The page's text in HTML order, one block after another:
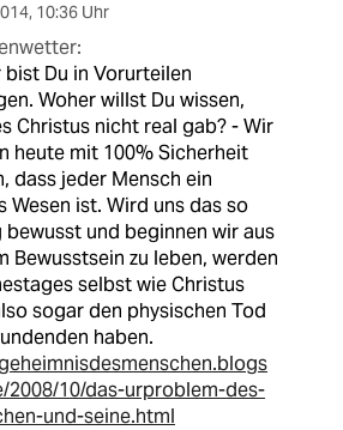
, 10:36 Uhr
bist Du in Vorurteilen
Woher willst Du wissen,
Christus nicht real gab? - Wir
heute mit 100% Sicherheit
dass jeder Mensch ein
Wesen ist. Wird uns das so
und beginnen wir aus
Bewusstsein zu leben, werden
selbst wie Christus
sogar den physischen Tod
haben.
2008/10/das-urproblem-des-
und-seine.html